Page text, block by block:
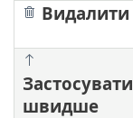
Видалити
Застосувати
швидше